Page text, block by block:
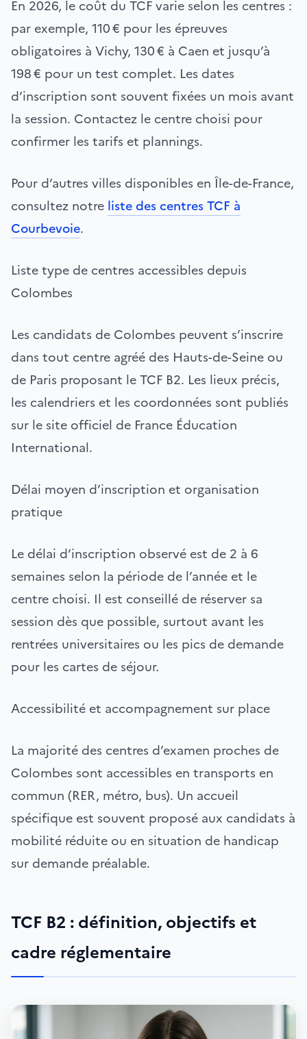
En 2026, le coût du TCF varie selon les centres :
par exemple, 110 € pour les épreuves
obligatoires à Vichy, 130 € à Caen et jusqu’à
198 € pour un test complet. Les dates
d’inscription sont souvent fixées un mois avant
la session. Contactez le centre choisi pour
confirmer les tarifs et plannings.
Pour d’autres villes disponibles en Île-de-France,
consultez notre liste des centres TCF à
Courbevoie.
Liste type de centres accessibles depuis
Colombes
Les candidats de Colombes peuvent s’inscrire
dans tout centre agréé des Hauts-de-Seine ou
de Paris proposant le TCF B2. Les lieux précis,
les calendriers et les coordonnées sont publiés
sur le site officiel de France Éducation
International.
Délai moyen d’inscription et organisation
pratique
Le délai d’inscription observé est de 2 à 6
semaines selon la période de l’année et le
centre choisi. Il est conseillé de réserver sa
session dès que possible, surtout avant les
rentrées universitaires ou les pics de demande
pour les cartes de séjour.
Accessibilité et accompagnement sur place
La majorité des centres d’examen proches de
Colombes sont accessibles en transports en
commun (RER, métro, bus). Un accueil
spécifique est souvent proposé aux candidats à
mobilité réduite ou en situation de handicap
sur demande préalable.
TCF B2 : définition, objectifs et
cadre réglementaire